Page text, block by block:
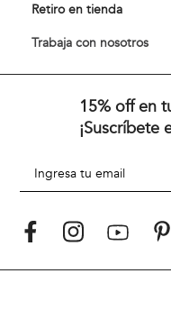
Retiro en tienda
Trabaja con nosotros
15% off en
¡Suscríbete